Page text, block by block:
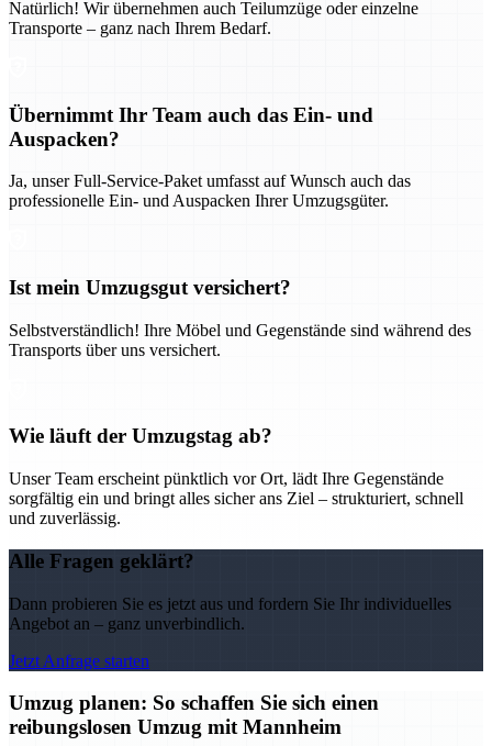
Natürlich! Wir übernehmen auch Teilumzüge oder einzelne
Transporte – ganz nach Ihrem Bedarf.
Übernimmt Ihr Team auch das Ein- und
Auspacken?
Ja, unser Full-Service-Paket umfasst auf Wunsch auch das
professionelle Ein- und Auspacken Ihrer Umzugsgüter.
Ist mein Umzugsgut versichert?
Selbstverständlich! Ihre Möbel und Gegenstände sind während des
Transports über uns versichert.
Wie läuft der Umzugstag ab?
Unser Team erscheint pünktlich vor Ort, lädt Ihre Gegenstände
sorgfältig ein und bringt alles sicher ans Ziel – strukturiert, schnell
und zuverlässig.
Alle Fragen geklärt?
Dann probieren Sie es jetzt aus und fordern Sie Ihr individuelles
Angebot an – ganz unverbindlich.
Jetzt Anfrage starten
Umzug planen: So schaffen Sie sich einen
reibungslosen Umzug mit Mannheim